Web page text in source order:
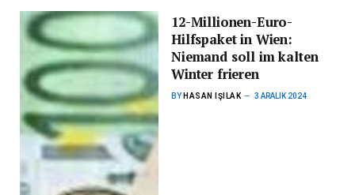
12-Millionen-Euro-
Hilfspaket in Wien:
Niemand soll im kalten
Winter frieren
BY HASAN IŞILAK 3 ARALIK 2024